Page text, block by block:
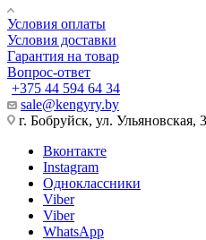
Условия оплаты
Условия доставки
Гарантия на товар
Вопрос-ответ
+375 44 594 64 34
sale@kengyry.by
г. Бобруйск, ул. Ульяновская,
Вконтакте
Instagram
Одноклассники
Viber
Viber
WhatsApp